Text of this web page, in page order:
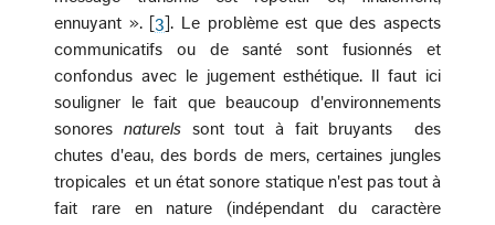
ennuyant ». [ 3 ]. Le problème est que des aspects
communicatifs ou de santé sont fusionnés et
confondus avec le jugement esthétique. Il faut ici
souligner le fait que beaucoup d'environnements
sonores naturels sont tout à fait bruyants ­ des
chutes d'eau, des bords de mers, certaines jungles
tropicales ­ et un état sonore statique n'est pas tout à
fait rare en nature (indépendant du caractère